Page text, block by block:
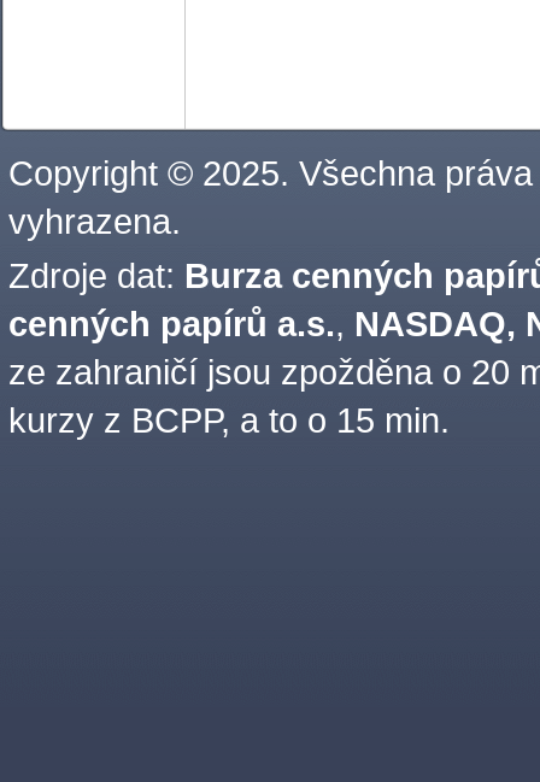
Copyright © 2025. Všechna práva
vyhrazena.
Zdroje dat: Burza cenných
cenných papírů a.s., NASDAQ,
ze zahraničí jsou zpožděna o 20
kurzy z BCPP, a to o 15 min.